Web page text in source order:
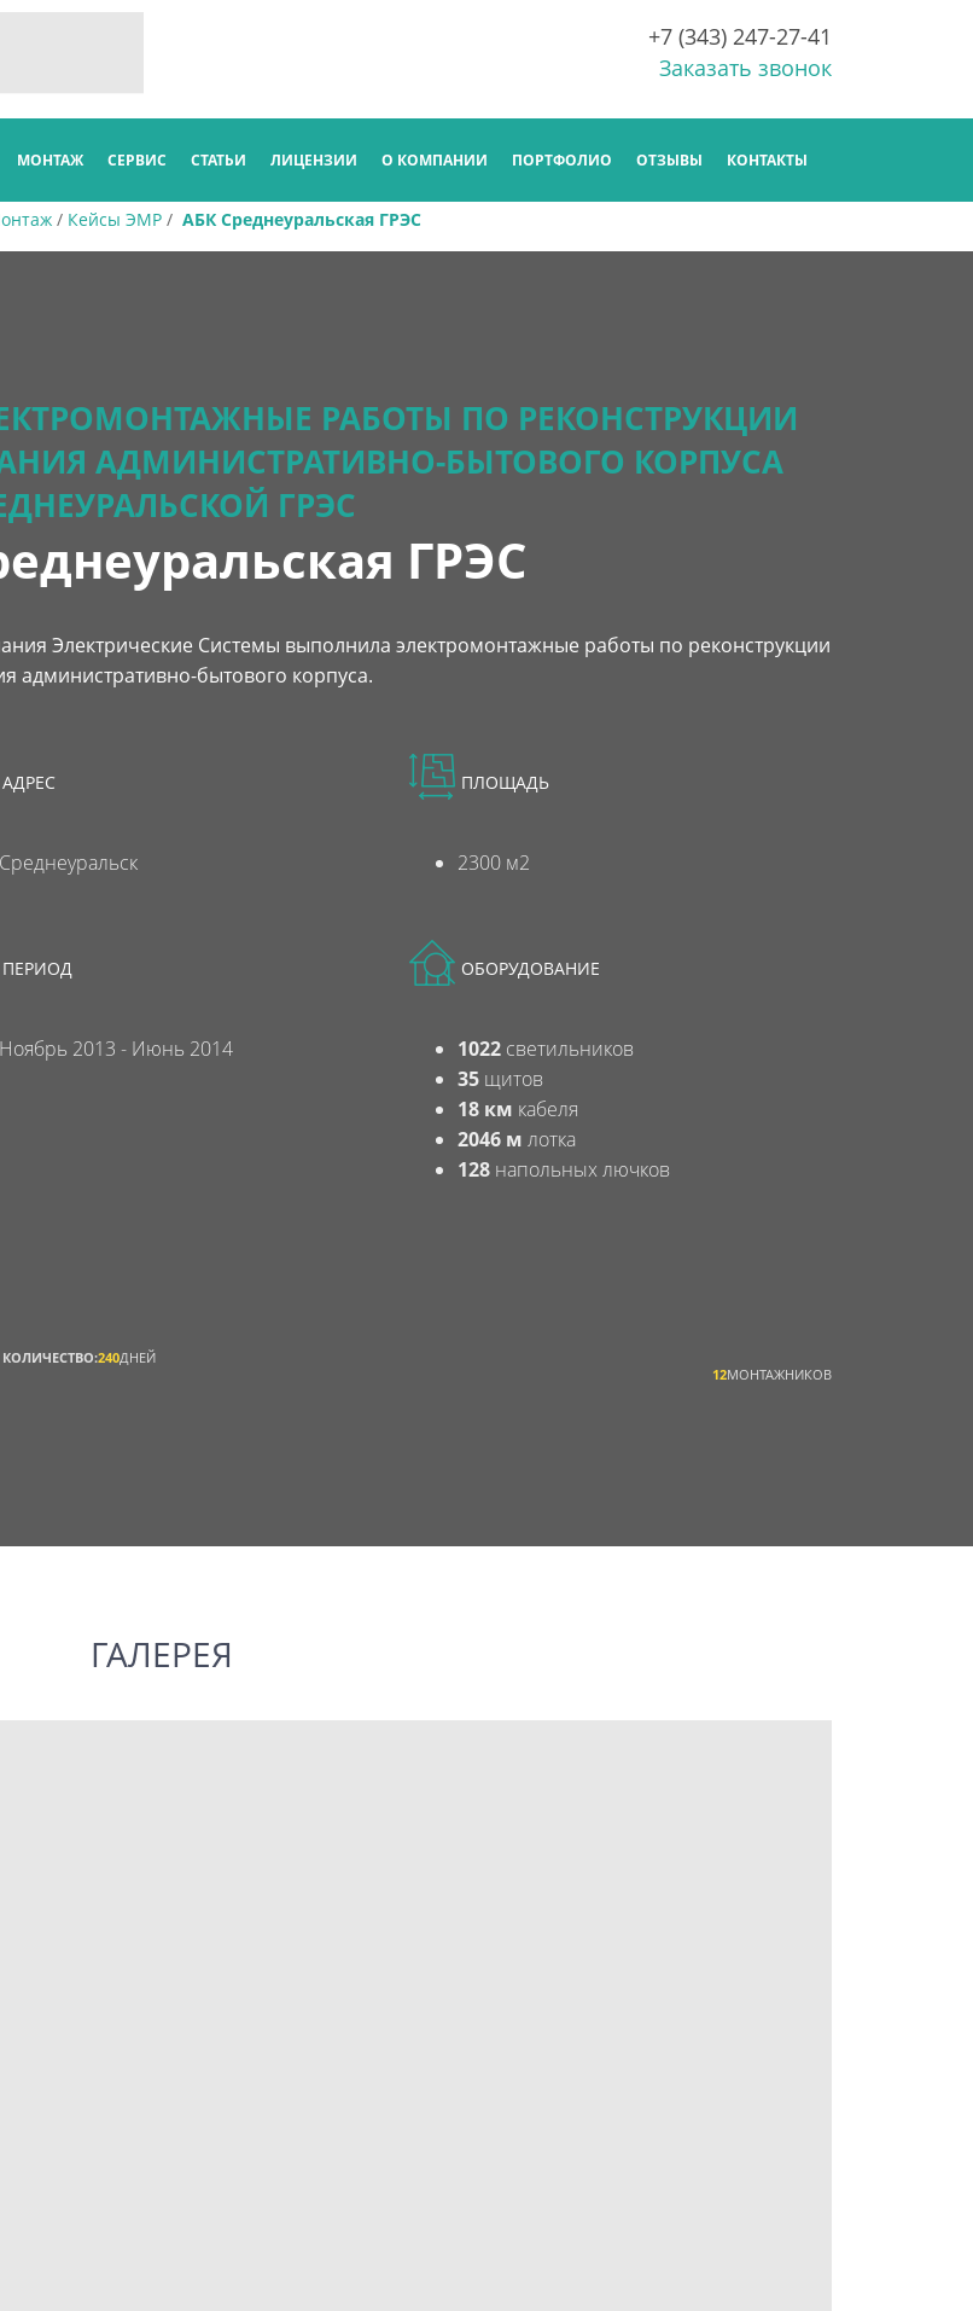
+7 (343) 247-27-41
Заказать звонок
МОНТАЖ СЕРВИС СТАТЬИ ЛИЦЕНЗИИ О КОМПАНИИ ПОРТФОЛИО ОТЗЫВЫ КОНТАКТЫ
/ Кейсы ЭМР/ АБК Среднеуральская ГРЭС
РАБОТЫ ПО РЕКОНСТРУКЦИИ
АДМИНИСТРАТИВНО-БЫТОВОГО КОРПУСА
ГРЭС
ГРЭС
Электрические Системы выполнила электромонтажные работы по реконструкции
административно-бытового корпуса.
АДРЕС
Среднеуральск
ПЛОЩАДЬ
2300 м2
ПЕРИОД
Ноябрь 2013 - Июнь 2014
ОБОРУДОВАНИЕ
1022 светильников
35 щитов
18 км кабеля
2046 м лотка
128 напольных лючков
12МОНТАЖНИКОВ
240ДНЕЙ
ГАЛЕРЕЯ